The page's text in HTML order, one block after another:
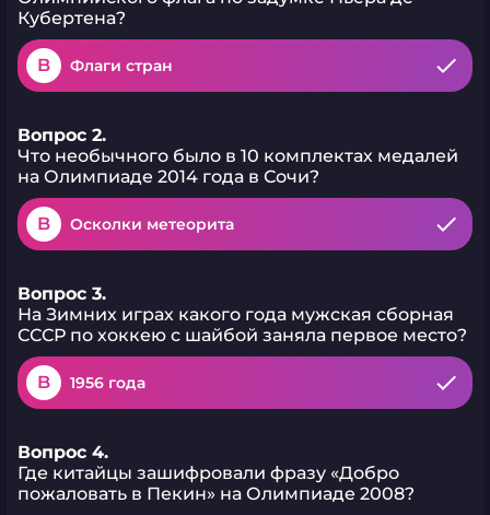
Кубертена?
B Флаги стран
Вопрос 2.
Что необычного было в 10 комплектах медалей
на Олимпиаде 2014 года в Сочи?
B Осколки метеорита
Вопрос 3.
На Зимних играх какого года мужская сборная
СССР по хоккею с шайбой заняла первое место?
B 1956 года
Вопрос 4.
Где китайцы зашифровали фразу «Добро
пожаловать в Пекин» на Олимпиаде 2008?